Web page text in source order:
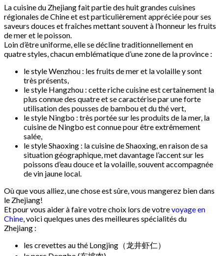
La cuisine du Zhejiang fait partie des huit grandes cuisines
régionales de Chine et est particulièrement appréciée pour ses
saveurs douces et fraîches mettant souvent à l’honneur les fruits
de mer et le poisson.
Loin d’être uniforme, elle se décline traditionnellement en
quatre styles, chacun emblématique d’une zone de la province :
le style Wenzhou : les fruits de mer et la volaille y sont
très présents,
le style Hangzhou : cette riche cuisine est certainement la
plus connue des quatre et se caractérise par une forte
utilisation des pousses de bambou et du thé vert,
le style Ningbo : très portée sur les produits de la mer, la
cuisine de Ningbo est connue pour être extrêmement
salée,
le style Shaoxing : la cuisine de Shaoxing, en raison de sa
situation géographique, met davantage l’accent sur les
poissons d’eau douce et la volaille, souvent accompagnée
de vin jaune local.
Où que vous alliez, une chose est sûre, vous mangerez bien dans
le Zhejiang!
Et pour vous aider à faire votre choix lors de votrevoyage en
Chine, voici quelques unes des meilleures spécialités du
Zhejiang :
les crevettes au thé Longjing（龙井虾仁）